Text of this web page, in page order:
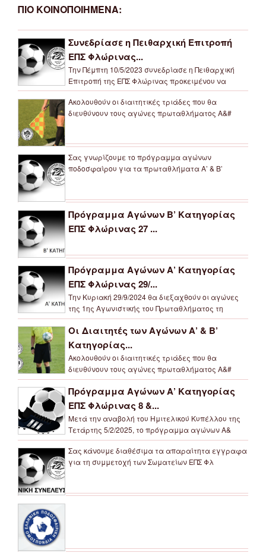
ΠΙΟ ΚΟΙΝΟΠΟΙΗΜΕΝΑ:
Συνεδρίασε η Πειθαρχική Επιτροπή
ΕΠΣ Φλώρινας...
Την Πέμπτη 10/5/2023 συνεδρίασε η Πειθαρχική
Επιτροπή της ΕΠΣ Φλώρινας προκειμένου να
Ακολουθούν οι διαιτητικές τριάδες που θα
διευθύνουν τους αγώνες πρωταθλήματος Α&#
Σας γνωρίζουμε το πρόγραμμα αγώνων
ποδοσφαίρου για τα πρωταθλήματα Α’ & Β’
Πρόγραμμα Αγώνων Β’ Κατηγορίας
ΕΠΣ Φλώρινας 27 ...
Πρόγραμμα Αγώνων Α’ Κατηγορίας
ΕΠΣ Φλώρινας 29/...
Την Κυριακή 29/9/2024 θα διεξαχθούν οι αγώνες
της 1ης Αγωνιστικής του Πρωταθλήματος τη
Οι Διαιτητές των Αγώνων Α’ & Β’
Κατηγορίας...
Ακολουθούν οι διαιτητικές τριάδες που θα
διευθύνουν τους αγώνες πρωταθλήματος Α&#
Πρόγραμμα Αγώνων Α’ Κατηγορίας
ΕΠΣ Φλώρινας 8 &...
Μετά την αναβολή του Ημιτελικού Κυπέλλου της
Τετάρτης 5/2/2025, το πρόγραμμα αγώνων Α&
Σας κάνουμε διαθέσιμα τα απαραίτητα εγγραφα
για τη συμμετοχή των Σωματείων ΕΠΣ Φλ